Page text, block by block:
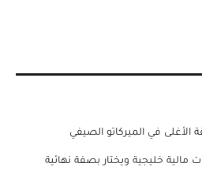
في الميركاتو الصيفي
مالية خليجية ويختار بصفة نهائية